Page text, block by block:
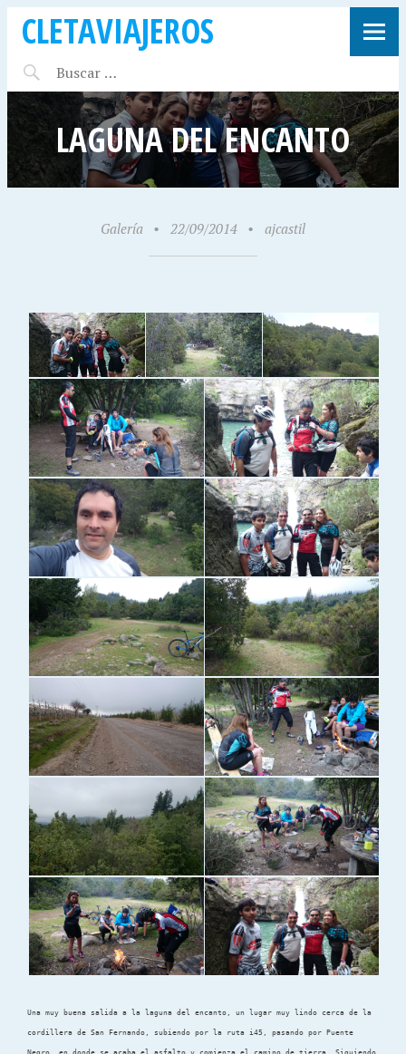
CLETAVIAJEROS
LAGUNA DEL ENCANTO
Galería • 22/09/2014 • ajcastil
Una muy buena salida a la laguna del encanto, un lugar muy lindo cerca de la
cordillera de San Fernando, subiendo por la ruta i45, pasando por Puente
Negro, en donde se acaba el asfalto y comienza el camino de tierra. Siguiendo